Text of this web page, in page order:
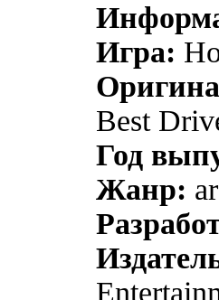
Игра:
Best
Год
Жанр: